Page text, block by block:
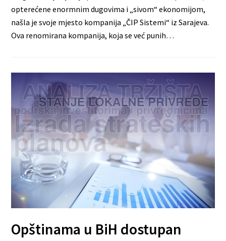
opterećene enormnim dugovima i „sivom“ ekonomijom,
našla je svoje mjesto kompanija „ČIP Sistemi“ iz Sarajeva.
Ova renomirana kompanija, koja se već punih…
Opštinama u BiH dostupan